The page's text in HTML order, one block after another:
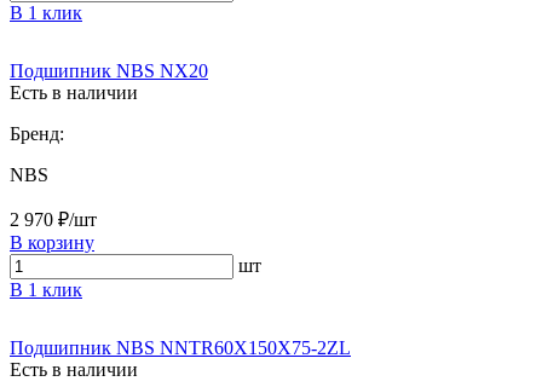
В 1 клик
Подшипник NBS NX20
Есть в наличии
Бренд:
NBS
2 970 ₽/шт
В корзину
шт
В 1 клик
Подшипник NBS NNTR60X150X75-2ZL
Есть в наличии